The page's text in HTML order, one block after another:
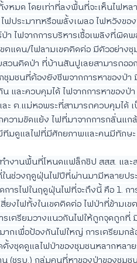
งหมด โดยเท่าที่ลงพื้นที่จะเห็นไฟหล
ฟประมาทหรือพลั้งเผลอ ไฟหวังขอ
า ไฟจากการบริหารเชื้อเพลิงที่ผิด
ขตแดน/ไฟลามเขตติดต่อ มีตัวอย่าง
วนติดป่า ที่บ้านสันปูเลยสามารถอ
ชุมชนที่ต้องยังชีพจากการหาของป่
และควบคุมได้ ไฟจากการหาของ
ะ ต.แม่หอพระที่สามารถควบคุมได้
ความขัดแย้ง ไฟที่มาจากการกลั่นแ
ทีมดูแลไฟที่มีศักยภาพและคนมีทักษ
ำงานพื้นที่โหนดแฟล็กชิป สสส. และ
นช่วงฤดูฝุ่นไฟปีที่ผ่านมามีหลายปร
การไฟในฤดูฝุ่นไฟที่จะถึงนี้ คือ 1. ก
สี่ยงไฟทั้งในเขตติดต่อ ไฟป่าที่ข้าม
รเตรียมวางแนวกันไฟให้ถูกจุดถูกที่
ากเพื่อป้องกันไฟใหญ่ การเตรียมก
ตั้งชุดดูแลไฟป่าของชุมชนหลากหลา
(ชรบ.) กลุ่มคนที่หาของป่าของชุม